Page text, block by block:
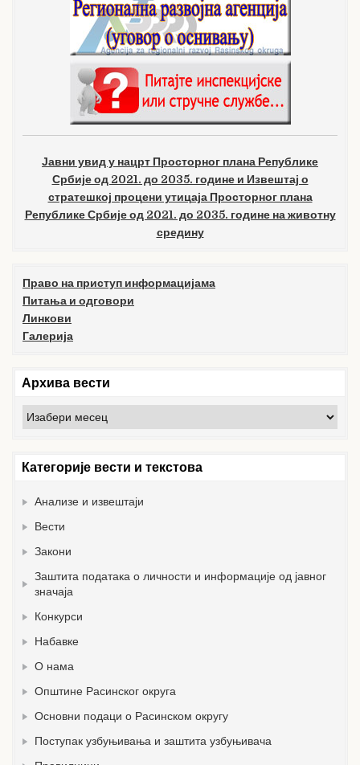
Јавни увид у нацрт Просторног плана Републике
Србије од 2021. до 2035. године и Извештај о
стратешкој процени утицаја Просторног плана
Републике Србије од 2021. до 2035. године на животну
средину
Право на приступ информацијама
Питања и одговори
Линкови
Галерија
Архива вести
Архива
вести
Категорије вести и текстова
Анализе и извештаји
Вести
Закони
Заштита података о личности и информације од јавног
значаја
Конкурси
Набавке
О нама
Општине Расинског округа
Основни подаци о Расинском округу
Поступак узбуњивања и заштита узбуњивача